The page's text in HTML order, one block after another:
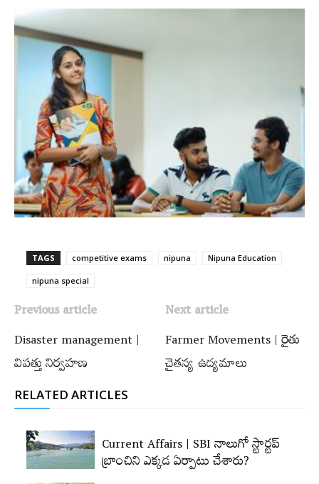
TAGS competitive exams nipuna Nipuna Education
nipuna special
Previous article
Disaster management |
విపత్తు నిర్వహణ
Next article
Farmer Movements | రైతు
చైతన్య ఉద్యమాలు
RELATED ARTICLES
Current Affairs | SBI నాలుగో స్టార్టప్‌
బ్రాంచిని ఎక్కడ ఏర్పాటు చేశారు?